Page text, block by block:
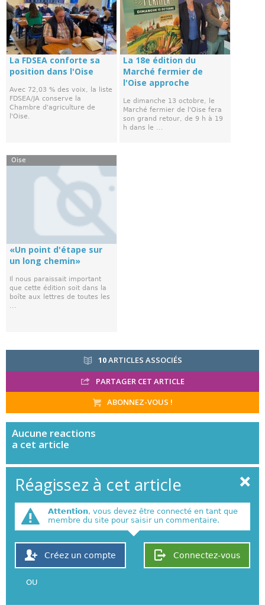
La FDSEA conforte sa
position dans l'Oise
Avec 72,03 % des voix, la liste
FDSEA/JA conserve la
Chambre d'agriculture de
l'Oise.
La 18e édition du
Marché fermier de
l'Oise approche
Le dimanche 13 octobre, le
Marché fermier de l'Oise fera
son grand retour, de 9 h à 19
h dans le ...
Oise
«Un point d'étape sur
un long chemin»
Il nous paraissait important
que cette édition soit dans la
boîte aux lettres de toutes les
10ARTICLES ASSOCIÉS
PARTAGER CET ARTICLE
ABONNEZ-VOUS !
Aucune reactions
a cet article
Réagissez à cet article
Attention, vous devez être connecté en tant que
membre du site pour saisir un commentaire.
Connectez-vous
Créez un compte
OU